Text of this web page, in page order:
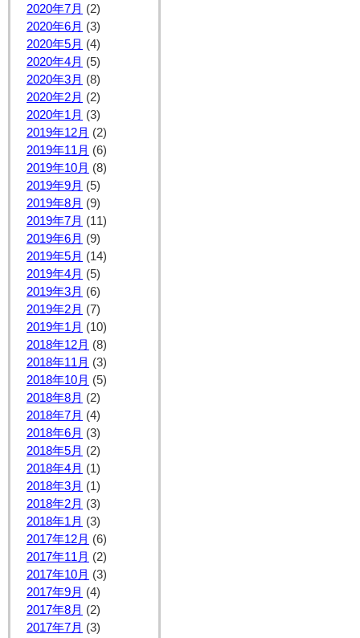
2020年7月 (2)
2020年6月 (3)
2020年5月 (4)
2020年4月 (5)
2020年3月 (8)
2020年2月 (2)
2020年1月 (3)
2019年12月 (2)
2019年11月 (6)
2019年10月 (8)
2019年9月 (5)
2019年8月 (9)
2019年7月 (11)
2019年6月 (9)
2019年5月 (14)
2019年4月 (5)
2019年3月 (6)
2019年2月 (7)
2019年1月 (10)
2018年12月 (8)
2018年11月 (3)
2018年10月 (5)
2018年8月 (2)
2018年7月 (4)
2018年6月 (3)
2018年5月 (2)
2018年4月 (1)
2018年3月 (1)
2018年2月 (3)
2018年1月 (3)
2017年12月 (6)
2017年11月 (2)
2017年10月 (3)
2017年9月 (4)
2017年8月 (2)
2017年7月 (3)